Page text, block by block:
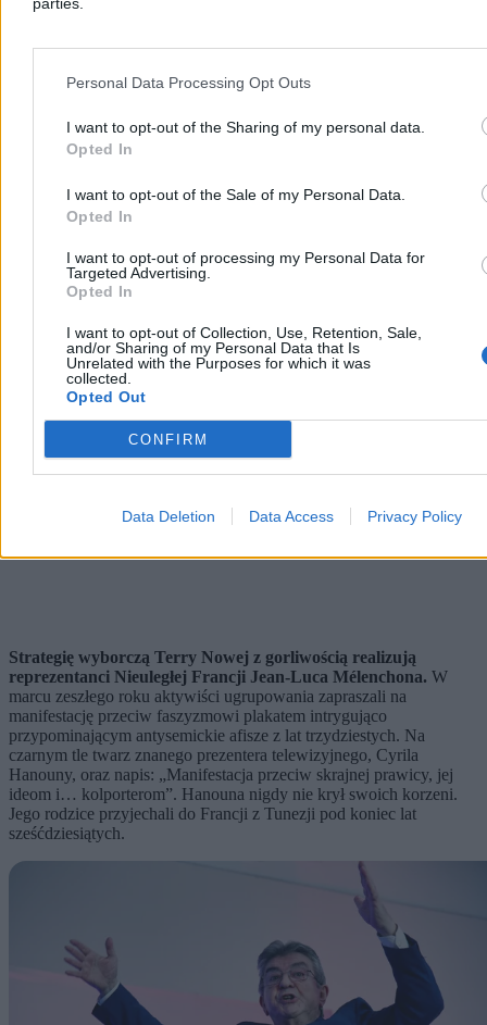
Personal Data Processing Opt Outs
I want to opt-out of the Sharing of my personal data.
Opted In
I want to opt-out of the Sale of my Personal Data.
Opted In
I want to opt-out of processing my Personal Data for
Targeted Advertising.
Opted In
I want to opt-out of Collection, Use, Retention, Sale,
and/or Sharing of my Personal Data that Is
Unrelated with the Purposes for which it was
collected.
Opted Out
CONFIRM
Data Deletion Data Access Privacy Policy
Strategię wyborczą Terry Nowej z gorliwością realizują
reprezentanci Nieuległej Francji Jean-Luca Mélenchona. W
marcu zeszłego roku aktywiści ugrupowania zapraszali na
manifestację przeciw faszyzmowi plakatem intrygująco
przypominającym antysemickie afisze z lat trzydziestych. Na
czarnym tle twarz znanego prezentera telewizyjnego, Cyrila
Hanouny, oraz napis: „Manifestacja przeciw skrajnej prawicy, jej
ideom i… kolporterom”. Hanouna nigdy nie krył swoich korzeni.
Jego rodzice przyjechali do Francji z Tunezji pod koniec lat
sześćdziesiątych.